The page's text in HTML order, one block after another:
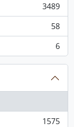
3489
58
6
1575